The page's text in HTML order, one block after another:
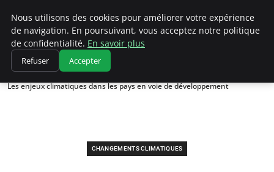
Climatedebtagents
Accueil
Changements climatiques
Les enjeux climatiques dans les pays en voie de développement
CHANGEMENTS CLIMATIQUES
Nous utilisons des cookies pour améliorer votre expérience
de navigation. En poursuivant, vous acceptez notre politique
de confidentialité. En savoir plus
Refuser Accepter